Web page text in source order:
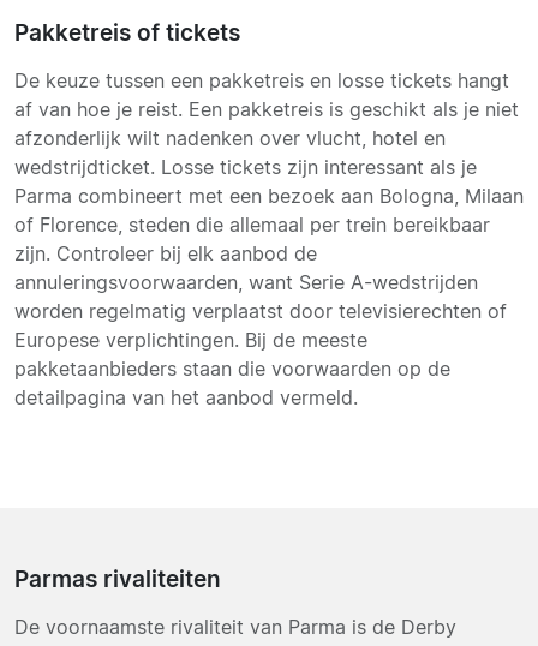
Pakketreis of tickets
De keuze tussen een pakketreis en losse tickets hangt
af van hoe je reist. Een pakketreis is geschikt als je niet
afzonderlijk wilt nadenken over vlucht, hotel en
wedstrijdticket. Losse tickets zijn interessant als je
Parma combineert met een bezoek aan Bologna, Milaan
of Florence, steden die allemaal per trein bereikbaar
zijn. Controleer bij elk aanbod de
annuleringsvoorwaarden, want Serie A-wedstrijden
worden regelmatig verplaatst door televisierechten of
Europese verplichtingen. Bij de meeste
pakketaanbieders staan die voorwaarden op de
detailpagina van het aanbod vermeld.
Parmas rivaliteiten
De voornaamste rivaliteit van Parma is de Derby